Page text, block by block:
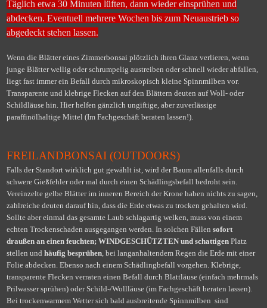
Täglich etwa 30 Minuten lüften, dann wieder einsprühen und
abdecken. Eventuell mehrere Wochen bis zum Neuaustrieb so
abgedeckt stehen lassen.
Wenn die Blätter eines Zimmerbonsai plötzlich ihren Glanz verlieren, wenn
junge Blätter wellig oder schrumpelig austreiben oder schnell wieder abfallen,
liegt fast immer ein Befall durch mikroskopisch kleine Spinnmilben vor.
Transparente und klebrige Flecken auf den Blättern deuten auf Woll- oder
Schildläuse hin. Hier helfen gänzlich ungiftige, aber zuverlässige
paraffinölhaltige Mittel (Im Fachgeschäft beraten lassen!).
FREILANDBONSAI (OUTDOORS)
Falls der Standort wirklich gut gewählt ist, wird der Baum allenfalls durch
schwere Gießfehler oder mal durch einen Schädlingsbefall bedroht sein.
Vereinzelte gelbe Blätter im inneren Bereich der Krone haben nichts zu sagen,
zahlreiche deuten darauf hin, dass die Erde etwas zu trocken gehalten wird.
Sollte aber einmal das gesamte Laub schlagartig welken, muss von einem
echten Trockenschaden ausgegangen werden. In solchen Fällen sofort
draußen an einen feuchten; WINDGESCHÜTZTEN und schattigen Platz
stellen und häufig besprühen, bei langanhaltendem Regen die Erde mit einer
Folie abdecken. Ebenso nach einem Schädlingbefall vorgehen. Klebrige,
transparente Flecken verraten einen Befall durch Blattläuse (einfach mehrmals
Prilwasser sprühen) oder Schild-/Wollläuse (im Fachgeschäft beraten lassen).
Bei trockenwarmem Wetter sich bald ausbreitende Spinnmilben sind